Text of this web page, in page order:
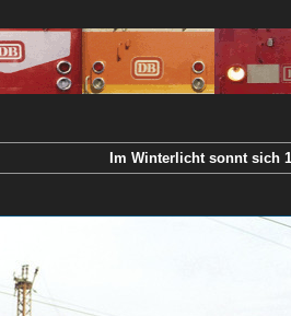
Im Winterlicht sonnt sich